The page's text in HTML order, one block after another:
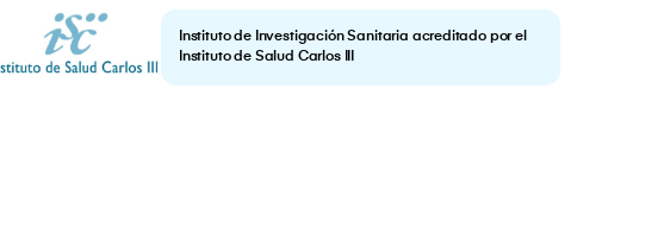
Instituto de Investigación Sanitaria acreditado por el
Instituto de Salud Carlos III